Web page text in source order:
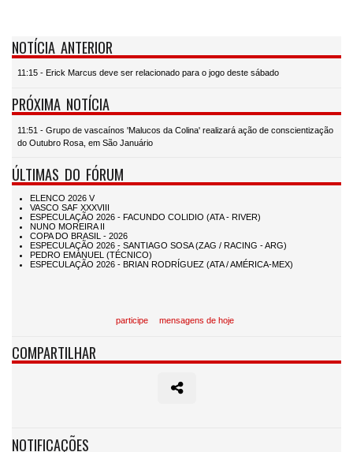
NOTÍCIA ANTERIOR
11:15 - Erick Marcus deve ser relacionado para o jogo deste sábado
PRÓXIMA NOTÍCIA
11:51 - Grupo de vascaínos 'Malucos da Colina' realizará ação de conscientização
do Outubro Rosa, em São Januário
ÚLTIMAS DO FÓRUM
participe mensagens de hoje
COMPARTILHAR
NOTIFICAÇÕES